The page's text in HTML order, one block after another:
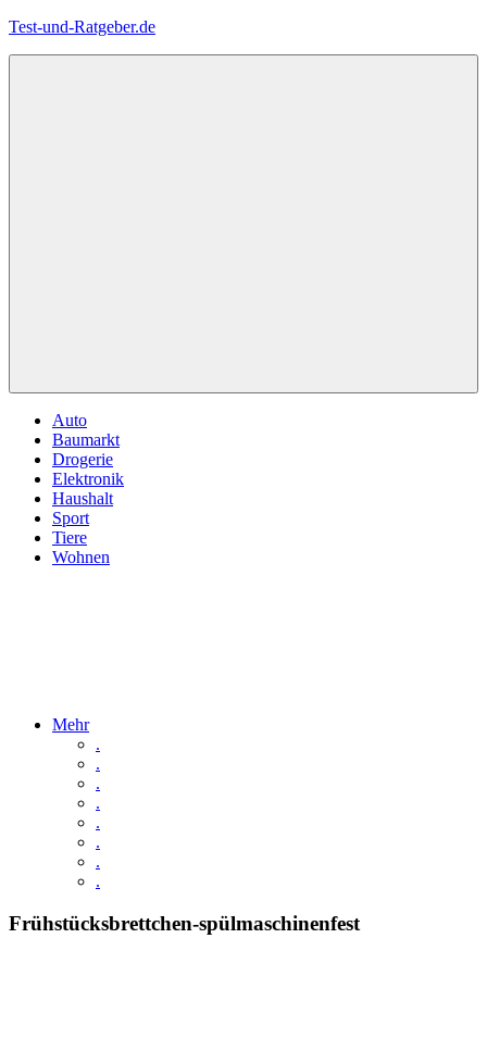
Zum
Test-und-Ratgeber.de
Auto
Baumarkt
Drogerie
Elektronik
Haushalt
Sport
Tiere
Wohnen
Mehr
.
.
.
.
.
.
.
.
Frühstücksbrettchen-spülmaschinenfest